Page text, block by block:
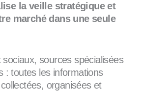
la veille stratégique et
marché dans une seule
sources spécialisées
: toutes les informations
organisées et